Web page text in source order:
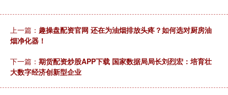
上一篇： 趣操盘配资官网 还在为油烟排放头疼？如何选对厨房油
烟净化器！
下一篇： 期货配资炒股APP下载 国家数据局局长刘烈宏：培育壮
大数字经济创新型企业